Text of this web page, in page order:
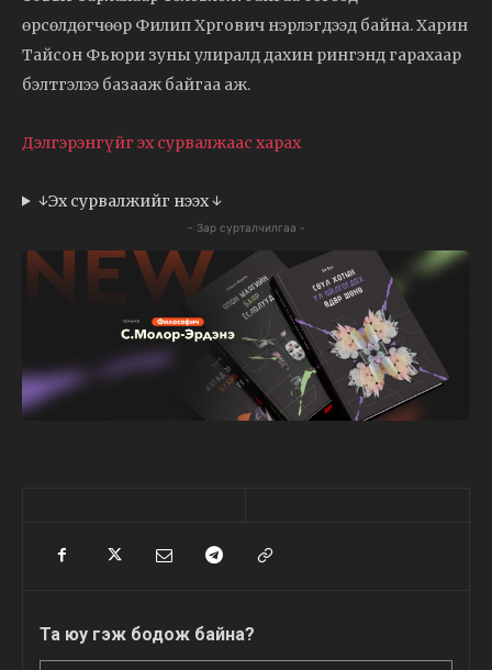
өрсөлдөгчөөр Филип Хргович нэрлэгдээд байна. Харин
Тайсон Фьюри зуны улиралд дахин рингэнд гарахаар
бэлтгэлээ базааж байгаа аж.
Дэлгэрэнгүйг эх сурвалжаас харах
↓Эх сурвалжийг нээх ↓
- Зар сурталчилгаа -
Та юу гэж бодож байна?